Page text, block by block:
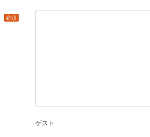
ゲスト